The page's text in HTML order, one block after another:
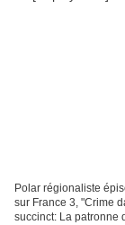
Polar régionaliste
sur France 3, "Crime
succinct: La patronne